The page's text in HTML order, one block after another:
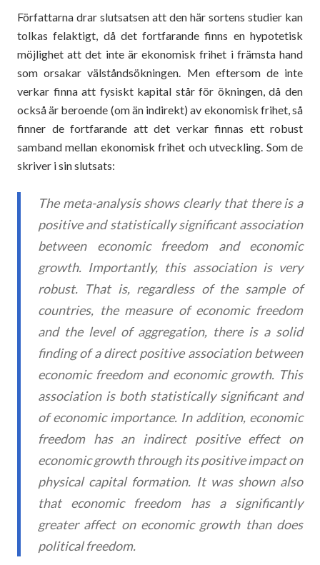
Författarna drar slutsatsen att den här sortens studier kan
tolkas felaktigt, då det fortfarande finns en hypotetisk
möjlighet att det inte är ekonomisk frihet i främsta hand
som orsakar välståndsökningen. Men eftersom de inte
verkar finna att fysiskt kapital står för ökningen, då den
också är beroende (om än indirekt) av ekonomisk frihet, så
finner de fortfarande att det verkar finnas ett robust
samband mellan ekonomisk frihet och utveckling. Som de
skriver i sin slutsats:
The meta-analysis shows clearly that there is a
positive and statistically significant association
between economic freedom and economic
growth. Importantly, this association is very
robust. That is, regardless of the sample of
countries, the measure of economic freedom
and the level of aggregation, there is a solid
finding of a direct positive association between
economic freedom and economic growth. This
association is both statistically significant and
of economic importance. In addition, economic
freedom has an indirect positive effect on
economic growth through its positive impact on
physical capital formation. It was shown also
that economic freedom has a significantly
greater affect on economic growth than does
political freedom.